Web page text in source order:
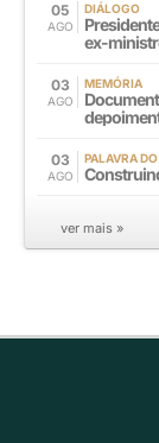
05
AGO
DIÁLOGO
ex-
03
AGO
MEMÓRIA
03
AGO
PALAVRA
ver mais »